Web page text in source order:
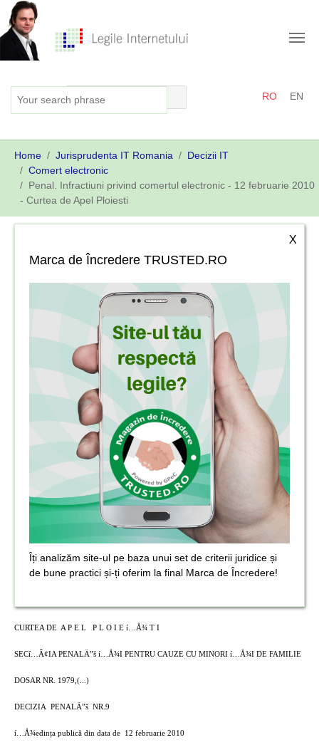
Skip
main
content
RO EN
here:
Home Jurisprudenta IT Romania
Decizii IT
Comert electronic
Penal. Infractiuni privind comertul electronic - 12 februarie 2010
- Curtea de Apel Ploiesti
X
Marca de Încredere TRUSTED.RO
Îți analizăm site-ul pe baza unui set de criterii juridice și
de bune practici și-ți oferim la final Marca de Încredere!
CURTEA DE A P E L P L O I E í…Å¾ T I
SECí…Â¢IA PENALÄ”š í…Å¾I PENTRU CAUZE CU MINORI í…Å¾I DE FAMILIE
DOSAR NR. 1979,(...)
DECIZIA PENALÄ”š NR.9
í…Å¾edința publică din data de 12 februarie 2010